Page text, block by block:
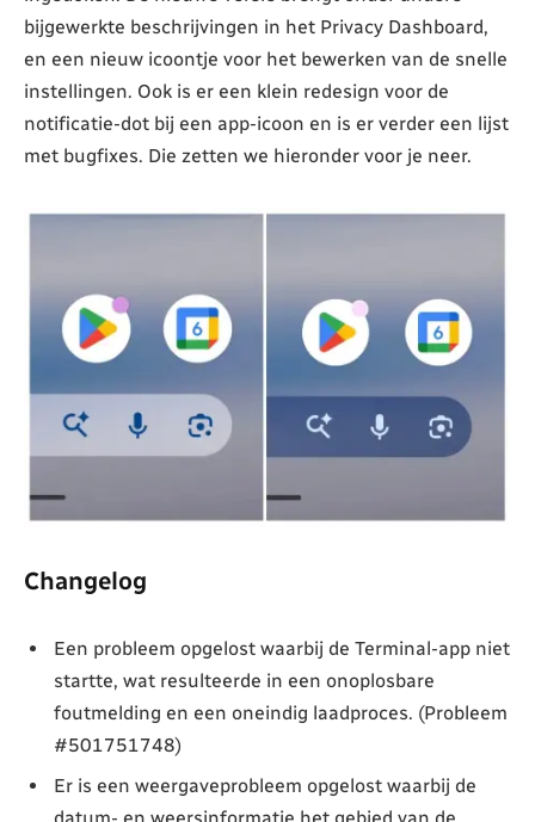
bijgewerkte beschrijvingen in het Privacy Dashboard,
en een nieuw icoontje voor het bewerken van de snelle
instellingen. Ook is er een klein redesign voor de
notificatie-dot bij een app-icoon en is er verder een lijst
met bugfixes. Die zetten we hieronder voor je neer.
Changelog
Een probleem opgelost waarbij de Terminal-app niet
startte, wat resulteerde in een onoplosbare
foutmelding en een oneindig laadproces. (Probleem
#501751748)
Er is een weergaveprobleem opgelost waarbij de